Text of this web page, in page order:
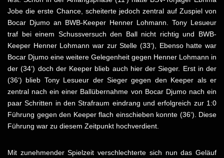
Jobe die erste Chance, scheiterte jedoch zentral auf Zuspiel von
Bocar Djumo an BWB-Keeper Henner Lohmann. Tony Lesueur
traf bei einem Schussversuch den Ball nicht richtig und BWB-
Keeper Henner Lohmann war zur Stelle (33‘), Ebenso hatte war
Bocar Djumo eine weitere Gelegenheit gegen Henner Lohmann in
der (34‘) doch der Keeper blieb auch hier der Sieger. Erst in der
(36‘) blieb Tony Lesueur der Sieger gegen den Keeper als er
zentral nach ein einer Ballübernahme von Bocar Djumo nach ein
paar Schritten in den Strafraum eindrang und erfolgreich zur 1:0
Führung gegen den Keeper flach einschieben konnte (36‘). Diese
Führung war zu diesem Zeitpunkt hochverdient.
Mit zunehmender Spielzeit verschlechterte sich nun das Geläuf